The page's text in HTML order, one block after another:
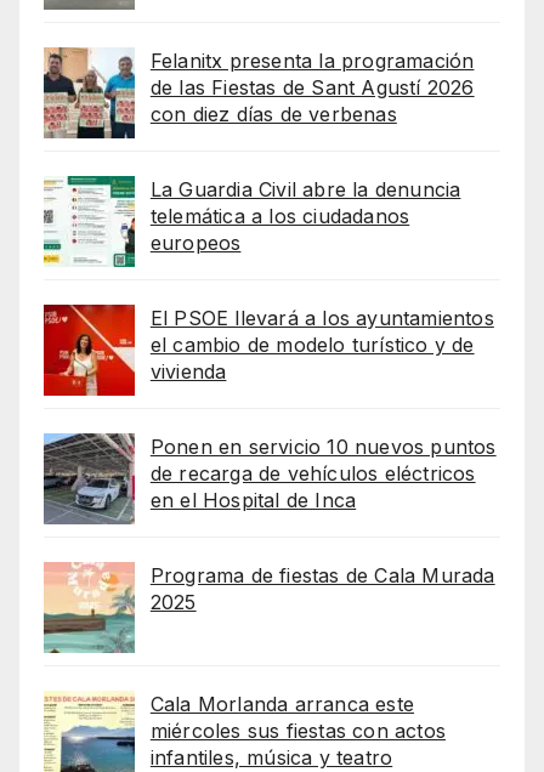
Felanitx presenta la programación
de las Fiestas de Sant Agustí 2026
con diez días de verbenas
La Guardia Civil abre la denuncia
telemática a los ciudadanos
europeos
El PSOE llevará a los ayuntamientos
el cambio de modelo turístico y de
vivienda
Ponen en servicio 10 nuevos puntos
de recarga de vehículos eléctricos
en el Hospital de Inca
Programa de fiestas de Cala Murada
2025
Cala Morlanda arranca este
miércoles sus fiestas con actos
infantiles, música y teatro